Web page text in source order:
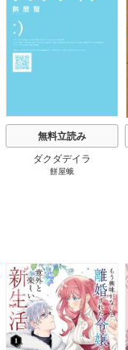
無料立読み
ダクダデイラ
餅屋蛾